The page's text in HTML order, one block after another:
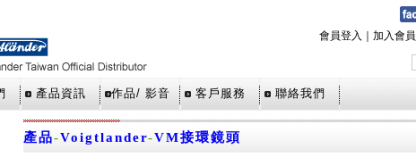
會員登入 加入會員
產品資訊 作品/ 影音 客戶服務 聯絡我們
產品-Voigtlander-VM接環鏡頭